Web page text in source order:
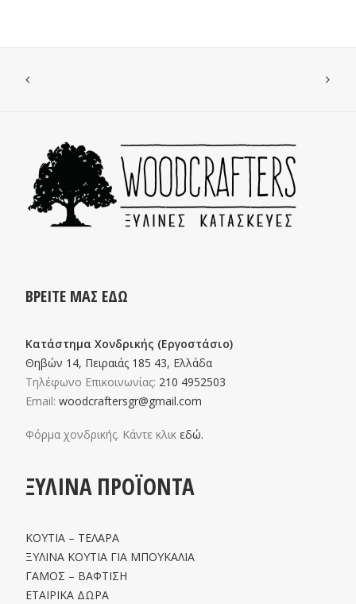
ΒΡΕΙΤΕ ΜΑΣ ΕΔΩ
Κατάστημα Χονδρικής (Εργοστάσιο)
Θηβών 14, Πειραιάς 185 43, Ελλάδα
Τηλέφωνο Επικοινωνίας: 210 4952503
Email: woodcraftersgr@gmail.com
Φόρμα χονδρικής. Κάντε κλικ εδώ.
ΞΥΛΙΝΑ ΠΡΟΪΟΝΤΑ
ΚΟΥΤΙΑ – ΤΕΛΑΡΑ
ΞΥΛΙΝΑ ΚΟΥΤΙΑ ΓΙΑ ΜΠΟΥΚΑΛΙΑ
ΓΑΜΟΣ – ΒΑΦΤΙΣΗ
ΕΤΑΙΡΙΚΑ ΔΩΡΑ